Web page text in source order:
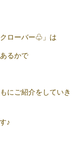
ローバー♧」は
るかで
にご紹介をしていき
♪